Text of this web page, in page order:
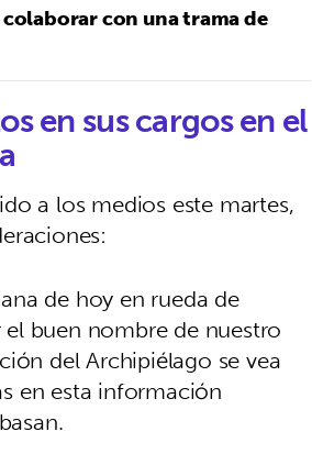
con una trama de
en sus cargos en el
a los medios este martes,
de hoy en rueda de
buen nombre de nuestro
del Archipiélago se vea
en esta información